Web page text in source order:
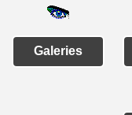
Galeries